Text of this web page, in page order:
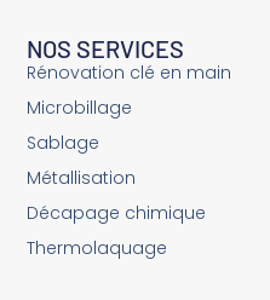
NOS SERVICES
Rénovation clé en main
Microbillage
Sablage
Métallisation
Décapage chimique
Thermolaquage